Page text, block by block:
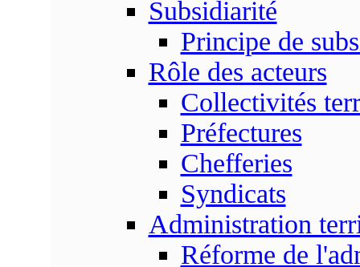
Subsidiarité
Principe de
Rôle des acteurs
Collectivités
Préfectures
Chefferies
Syndicats
Administration
Réforme de